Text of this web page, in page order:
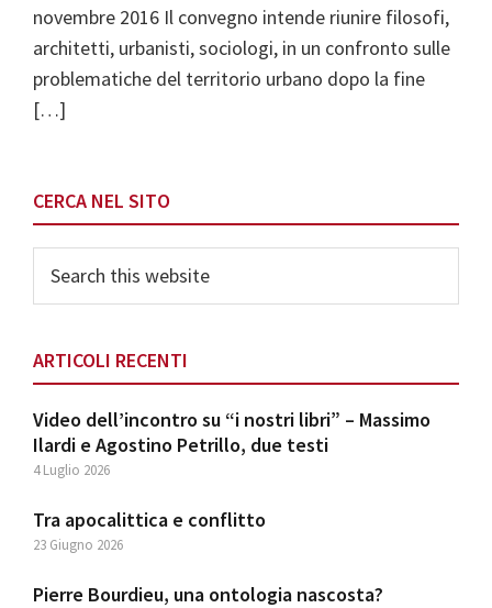
novembre 2016 Il convegno intende riunire filosofi,
architetti, urbanisti, sociologi, in un confronto sulle
problematiche del territorio urbano dopo la fine
[…]
Primary
Sidebar
CERCA NEL SITO
this
ARTICOLI RECENTI
Video dell’incontro su “i nostri libri” – Massimo
Ilardi e Agostino Petrillo, due testi
4 Luglio 2026
Tra apocalittica e conflitto
23 Giugno 2026
Pierre Bourdieu, una ontologia nascosta?